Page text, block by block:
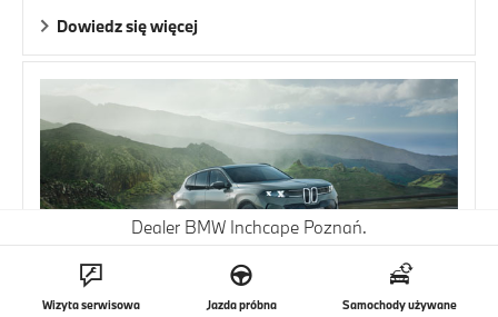
Dowiedz się więcej
Dealer BMW Inchcape Poznań.
Wizyta serwisowa Jazda próbna Samochody używane